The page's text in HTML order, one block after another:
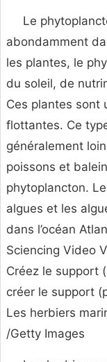
Le
abondamment
les plantes, le
du soleil, de
Ces plantes sont
flottantes. Ce
généralement
poissons et
phytoplancton.
algues et les
dans l’océan
Sciencing Video
Créez le support
créer le support
Les herbiers
/Getty Images